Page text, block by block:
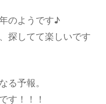
のようです♪
探してて楽しいです
る予報。
す！！！